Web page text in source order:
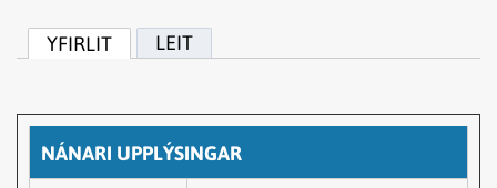
YFIRLIT LEIT
NÁNARI UPPLÝSINGAR